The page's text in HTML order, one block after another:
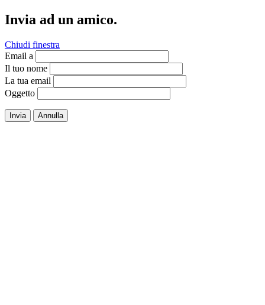
Invia ad un amico.
Chiudi finestra
Email a
Il tuo nome
La tua email
Oggetto
Invia Annulla